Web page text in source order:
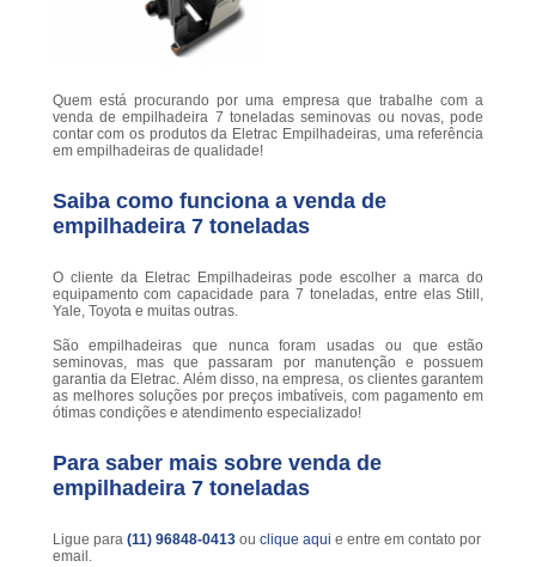
Quem está procurando por uma empresa que trabalhe com a
venda de empilhadeira 7 toneladas seminovas ou novas, pode
contar com os produtos da Eletrac Empilhadeiras, uma referência
em empilhadeiras de qualidade!
Saiba como funciona a venda de
empilhadeira 7 toneladas
O cliente da Eletrac Empilhadeiras pode escolher a marca do
equipamento com capacidade para 7 toneladas, entre elas Still,
Yale, Toyota e muitas outras.
São empilhadeiras que nunca foram usadas ou que estão
seminovas, mas que passaram por manutenção e possuem
garantia da Eletrac. Além disso, na empresa, os clientes garantem
as melhores soluções por preços imbatíveis, com pagamento em
ótimas condições e atendimento especializado!
Para saber mais sobre venda de
empilhadeira 7 toneladas
Ligue para (11) 96848-0413 ou clique aqui e entre em contato por
email.